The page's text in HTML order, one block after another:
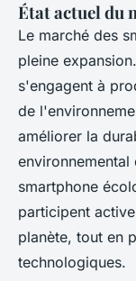
État actuel du
Le marché des
pleine
s'engagent à
de
améliorer la
environnemental
smartphone
participent
planète, tout en
technologiques.